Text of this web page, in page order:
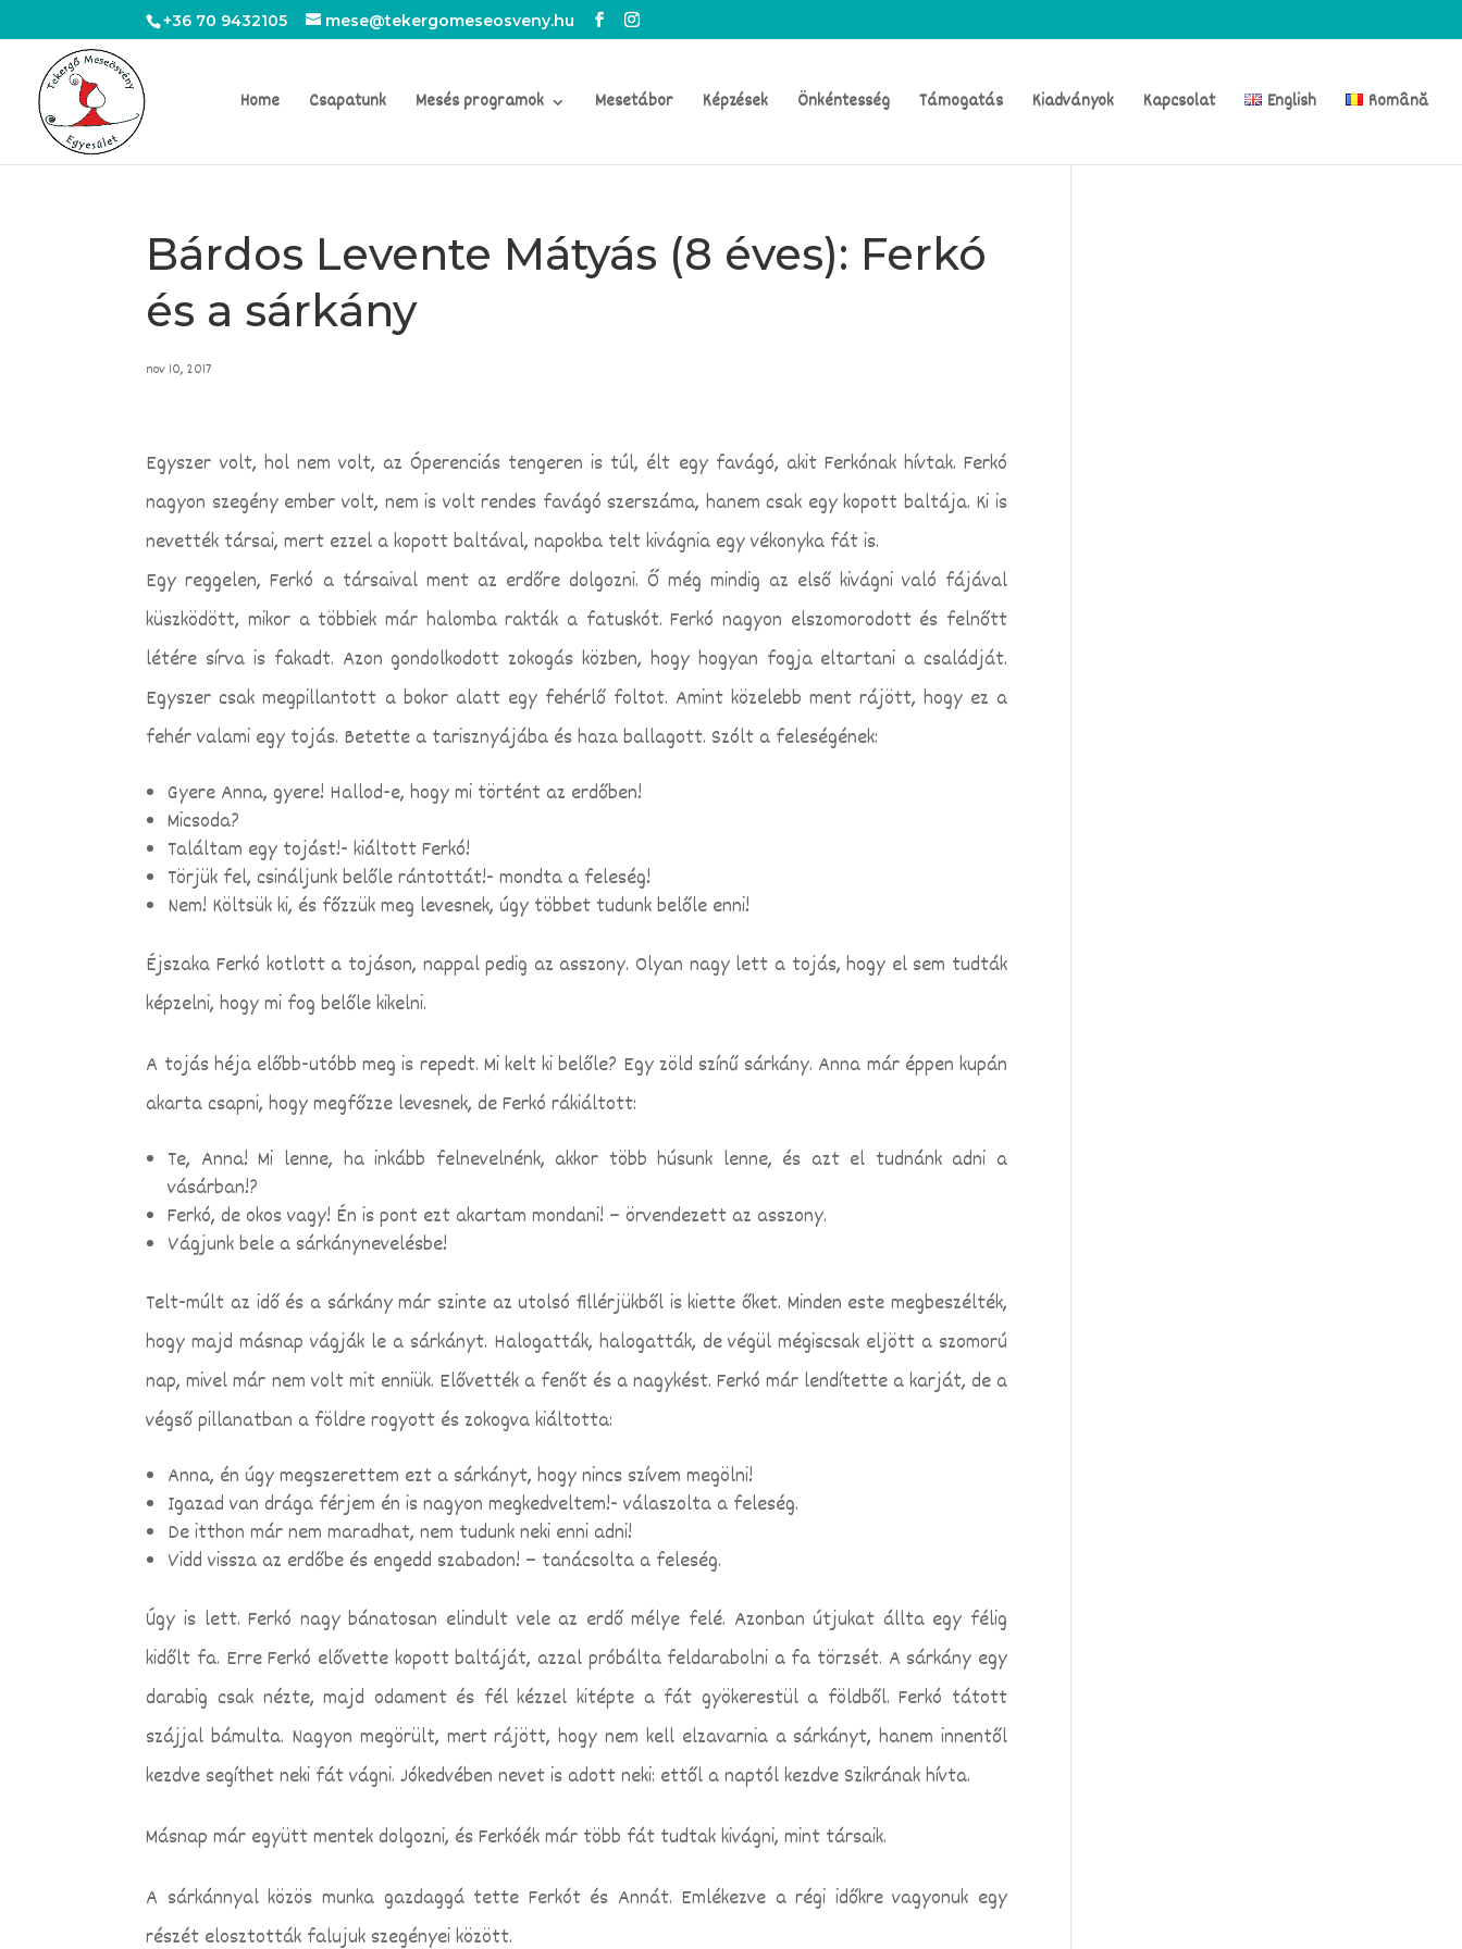
+36 70 9432105 mese@tekergomeseosveny.hu
Home Csapatunk Mesés programok Mesetábor Képzések Önkéntesség Támogatás Kiadványok Kapcsolat English Română
Bárdos Levente Mátyás (8 éves): Ferkó
és a sárkány
nov 10, 2017
Egyszer volt, hol nem volt, az Óperenciás tengeren is túl, élt egy favágó, akit Ferkónak hívtak. Ferkó
nagyon szegény ember volt, nem is volt rendes favágó szerszáma, hanem csak egy kopott baltája. Ki is
nevették társai, mert ezzel a kopott baltával, napokba telt kivágnia egy vékonyka fát is.
Egy reggelen, Ferkó a társaival ment az erdőre dolgozni. Ő még mindig az első kivágni való fájával
küszködött, mikor a többiek már halomba rakták a fatuskót. Ferkó nagyon elszomorodott és felnőtt
létére sírva is fakadt. Azon gondolkodott zokogás közben, hogy hogyan fogja eltartani a családját.
Egyszer csak megpillantott a bokor alatt egy fehérlő foltot. Amint közelebb ment rájött, hogy ez a
fehér valami egy tojás. Betette a tarisznyájába és haza ballagott. Szólt a feleségének:
Gyere Anna, gyere! Hallod-e, hogy mi történt az erdőben!
Micsoda?
Találtam egy tojást!- kiáltott Ferkó!
Törjük fel, csináljunk belőle rántottát!- mondta a feleség!
Nem! Költsük ki, és főzzük meg levesnek, úgy többet tudunk belőle enni!
Éjszaka Ferkó kotlott a tojáson, nappal pedig az asszony. Olyan nagy lett a tojás, hogy el sem tudták
képzelni, hogy mi fog belőle kikelni.
A tojás héja előbb-utóbb meg is repedt. Mi kelt ki belőle? Egy zöld színű sárkány. Anna már éppen kupán
akarta csapni, hogy megfőzze levesnek, de Ferkó rákiáltott:
Te, Anna! Mi lenne, ha inkább felnevelnénk, akkor több húsunk lenne, és azt el tudnánk adni a
vásárban!?
Ferkó, de okos vagy! Én is pont ezt akartam mondani! – örvendezett az asszony.
Vágjunk bele a sárkánynevelésbe!
Telt-múlt az idő és a sárkány már szinte az utolsó fillérjükből is kiette őket. Minden este megbeszélték,
hogy majd másnap vágják le a sárkányt. Halogatták, halogatták, de végül mégiscsak eljött a szomorú
nap, mivel már nem volt mit enniük. Elővették a fenőt és a nagykést. Ferkó már lendítette a karját, de a
végső pillanatban a földre rogyott és zokogva kiáltotta:
Anna, én úgy megszerettem ezt a sárkányt, hogy nincs szívem megölni!
Igazad van drága férjem én is nagyon megkedveltem!- válaszolta a feleség.
De itthon már nem maradhat, nem tudunk neki enni adni!
Vidd vissza az erdőbe és engedd szabadon! – tanácsolta a feleség.
Úgy is lett. Ferkó nagy bánatosan elindult vele az erdő mélye felé. Azonban útjukat állta egy félig
kidőlt fa. Erre Ferkó elővette kopott baltáját, azzal próbálta feldarabolni a fa törzsét. A sárkány egy
darabig csak nézte, majd odament és fél kézzel kitépte a fát gyökerestül a földből. Ferkó tátott
szájjal bámulta. Nagyon megörült, mert rájött, hogy nem kell elzavarnia a sárkányt, hanem innentől
kezdve segíthet neki fát vágni. Jókedvében nevet is adott neki: ettől a naptól kezdve Szikrának hívta.
Másnap már együtt mentek dolgozni, és Ferkóék már több fát tudtak kivágni, mint társaik.
A sárkánnyal közös munka gazdaggá tette Ferkót és Annát. Emlékezve a régi időkre vagyonuk egy
részét elosztották falujuk szegényei között.